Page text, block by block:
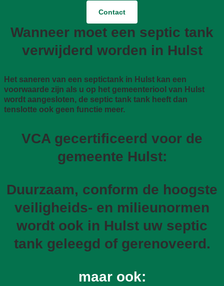
Contact
Wanneer moet een septic tank
verwijderd worden in Hulst
Het saneren van een septictank in Hulst kan een
voorwaarde zijn als u op het gemeenteriool van Hulst
wordt aangesloten, de septic tank tank heeft dan
tenslotte ook geen functie meer.
VCA gecertificeerd voor de
gemeente Hulst:
Duurzaam, conform de hoogste
veiligheids- en milieunormen
wordt ook in Hulst uw septic
tank geleegd of gerenoveerd.
maar ook: